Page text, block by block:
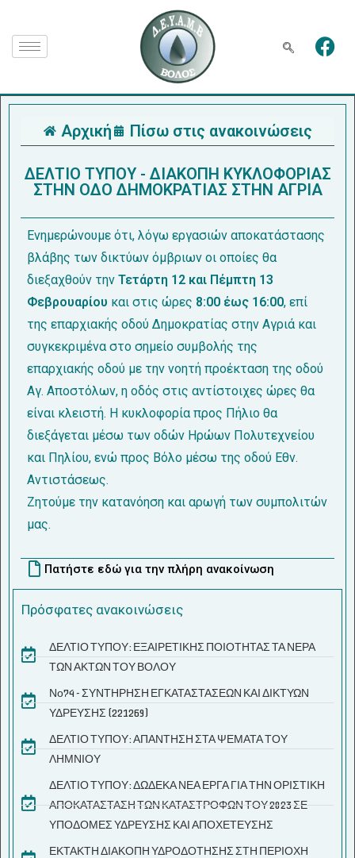
Αρχική Πίσω στις ανακοινώσεις
ΔΕΛΤΙΟ ΤΥΠΟΥ - ΔΙΑΚΟΠΗ ΚΥΚΛΟΦΟΡΙΑΣ
ΣΤΗΝ ΟΔΟ ΔΗΜΟΚΡΑΤΙΑΣ ΣΤΗΝ ΑΓΡΙΑ
Ενημερώνουμε ότι, λόγω εργασιών αποκατάστασης
βλάβης των δικτύων όμβριων οι οποίες θα
διεξαχθούν τηνΤετάρτη 12 και Πέμπτη 13
Φεβρουαρίου και στις ώρες 8:00 έως 16:00, επί
της επαρχιακής οδού Δημοκρατίας στην Αγριά και
συγκεκριμένα στο σημείο συμβολής της
επαρχιακής οδού με την νοητή προέκταση της οδού
Αγ. Αποστόλων, η οδός στις αντίστοιχες ώρες θα
είναι κλειστή. Η κυκλοφορία προς Πήλιο θα
διεξάγεται μέσω των οδών Ηρώων Πολυτεχνείου
και Πηλίου, ενώ προς Βόλο μέσω της οδού Εθν.
Αντιστάσεως.
Ζητούμε την κατανόηση και αρωγή των συμπολιτών
μας.
Πατήστε εδώ για την πλήρη ανακοίνωση
Πρόσφατες ανακοινώσεις
ΔΕΛΤΙΟ ΤΥΠΟΥ: ΕΞΑΙΡΕΤΙΚΗΣ ΠΟΙΟΤΗΤΑΣ ΤΑ ΝΕΡΑ
ΤΩΝ ΑΚΤΩΝ ΤΟΥ ΒΟΛΟΥ
Νο74 - ΣΥΝΤΗΡΗΣΗ ΕΓΚΑΤΑΣΤΑΣΕΩΝ ΚΑΙ ΔΙΚΤΥΩΝ
ΥΔΡΕΥΣΗΣ (221269)
ΔΕΛΤΙΟ ΤΥΠΟΥ: ΑΠΑΝΤΗΣΗ ΣΤΑ ΨΕΜΑΤΑ ΤΟΥ
ΛΗΜΝΙΟΥ
ΔΕΛΤΙΟ ΤΥΠΟΥ: ΔΩΔΕΚΑ ΝΕΑ ΕΡΓΑ ΓΙΑ ΤΗΝ ΟΡΙΣΤΙΚΗ
ΑΠΟΚΑΤΑΣΤΑΣΗ ΤΩΝ ΚΑΤΑΣΤΡΟΦΩΝ ΤΟΥ 2023 ΣΕ
ΥΠΟΔΟΜΕΣ ΥΔΡΕΥΣΗΣ ΚΑΙ ΑΠΟΧΕΤΕΥΣΗΣ
ΕΚΤΑΚΤΗ ΔΙΑΚΟΠΗ ΥΔΡΟΔΟΤΗΣΗΣ ΣΤΗ ΠΕΡΙΟΧΗ